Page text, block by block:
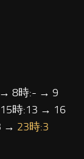
8時:- → 9
時:13 → 16
→ 23時:3